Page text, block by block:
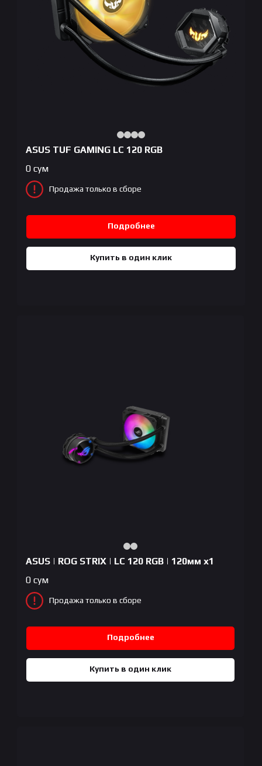
ASUS TUF GAMING LC 120 RGB
0 сум
Продажа только в сборе
Подробнее
Купить в один клик
ASUS | ROG STRIX | LC 120 RGB | 120мм x1
0 сум
Продажа только в сборе
Подробнее
Купить в один клик